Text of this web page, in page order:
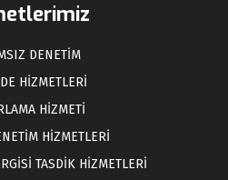
DENETİM
HİZMETLERİ
HİZMETİ
HİZMETLERİ
TASDİK HİZMETLERİ